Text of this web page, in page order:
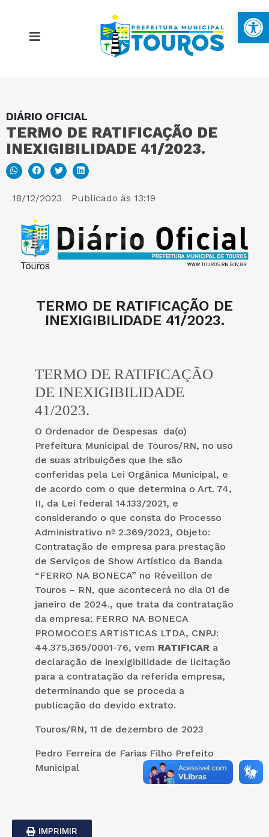
DIÁRIO OFICIAL
TERMO DE RATIFICAÇÃO DE
INEXIGIBILIDADE 41/2023.
18/12/2023 Publicado às 13:19
TERMO DE RATIFICAÇÃO DE
INEXIGIBILIDADE 41/2023.
TERMO DE RATIFICAÇÃO
DE INEXIGIBILIDADE
41/2023.
O Ordenador de Despesas da(o)
Prefeitura Municipal de Touros/RN, no uso
de suas atribuições que lhe são
conferidas pela Lei Orgânica Municipal, e
de acordo com o que determina o Art. 74,
II, da Lei federal 14.133/2021, e
considerando o que consta do Processo
Administrativo nº 2.369/2023, Objeto:
Contratação de empresa para prestação
de Serviços de Show Artístico da Banda
“FERRO NA BONECA” no Réveillon de
Touros – RN, que acontecerá no dia 01 de
janeiro de 2024., que trata da contratação
da empresa: FERRO NA BONECA
PROMOCOES ARTISTICAS LTDA, CNPJ:
44.375.365/0001-76, vem RATIFICAR a
declaração de inexigibilidade de licitação
para a contratação da referida empresa,
determinando que se proceda a
publicação do devido extrato.
Touros/RN, 11 de dezembro de 2023
Pedro Ferreira de Farias Filho Prefeito
Municipal
IMPRIMIR
MAPA DO SITE
PORTAL DA TRANSPARÊNCIA
E-SIC
PERGUNTAS FREQUENTES